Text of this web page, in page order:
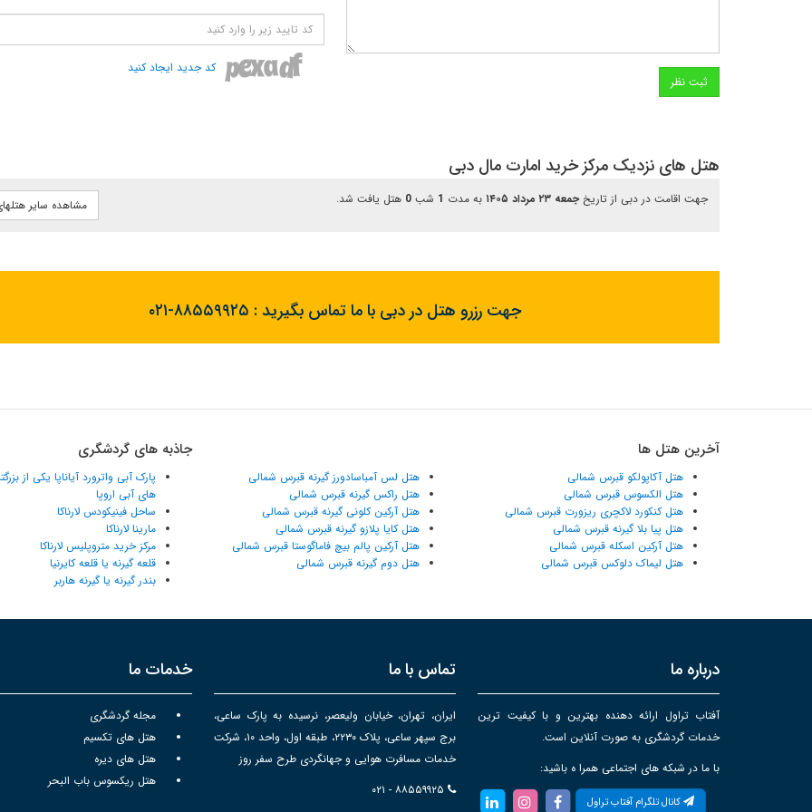
کد جدید ایجاد کنید
هتل های نزدیک مرکز خرید امارت مال دبی
جهت اقامت در دبی از تاریخجمعه ۲۳ مرداد ۱۴۰۵ به مدت 1 شب 0 هتل یافت شد. مشاهده سایر
جهت رزرو هتل در دبی با ما تماس بگیرید : ۰۲۱-۸۸۵۵۹۹۲۵
آخرین هتل ها
هتل آکاپولکو قبرس شمالی
هتل الکسوس قبرس شمالی
هتل کنکورد لاکچری ریزورت قبرس شمالی
هتل پیا بلا گیرنه قبرس شمالی
هتل آرکین اسکله قبرس شمالی
هتل لیماک دلوکس قبرس شمالی
هتل لس آمباسادورز گیرنه قبرس شمالی
هتل راکس گیرنه قبرس شمالی
هتل آرکین کلونی گیرنه قبرس شمالی
هتل کایا پلازو گیرنه قبرس شمالی
هتل آرکین پالم بیچ فاماگوستا قبرس شمالی
هتل دوم گیرنه قبرس شمالی
جاذبه های گردشگری
پارک آبی واترورد آیاناپا یکی از
های آبی اروپا
ساحل فینیکودس لارناکا
مارینا لارناکا
مرکز خرید متروپلیس لارناکا
قلعه گیرنه یا قلعه کایرنیا
بندر گیرنه یا گیرنه هاربر
درباره ما
آفتاب تراول ارائه دهنده بهترین و با کیفیت ترین
خدمات گردشگری به صورت آنلاین است.
با ما در شبکه های اجتماعی همرا ه باشید:
کانال تلگرام آفتاب تراول
تماس با ما
ایران، تهران، خیابان ولیعصر، نرسیده به پارک ساعی،
برج سپهر ساعی، پلاک ۲۲۳۰، طبقه اول، واحد ۱۰، شرکت
خدمات مسافرت هوایی و جهانگردی طرح سفر روز
۰۲۱ - ۸۸۵۵۹۹۲۵
خدمات ما
مجله گردشگری
هتل های تکسیم
هتل های دیره
هتل ریکسوس باب البحر